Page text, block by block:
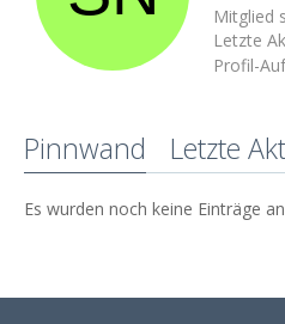
Mitglied
Letzte
Profil-
Pinnwand Letzte
Es wurden noch keine Einträge